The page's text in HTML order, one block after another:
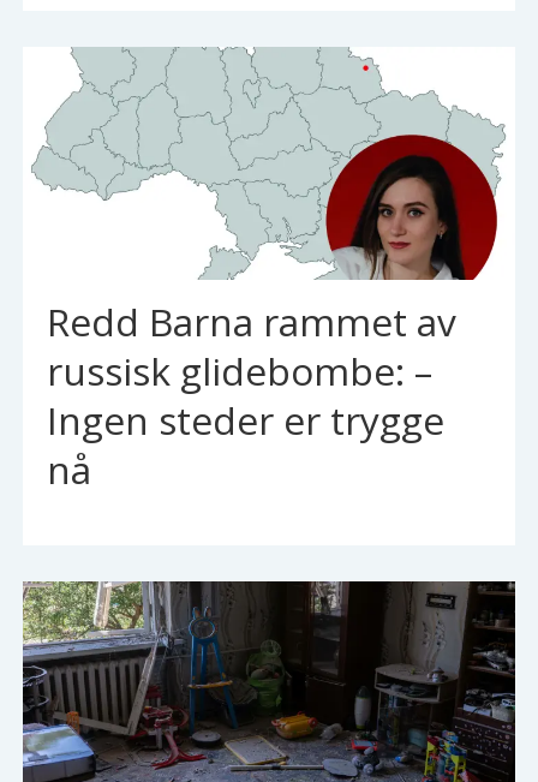
Redd Barna rammet av
russisk glidebombe: –
Ingen steder er trygge
nå